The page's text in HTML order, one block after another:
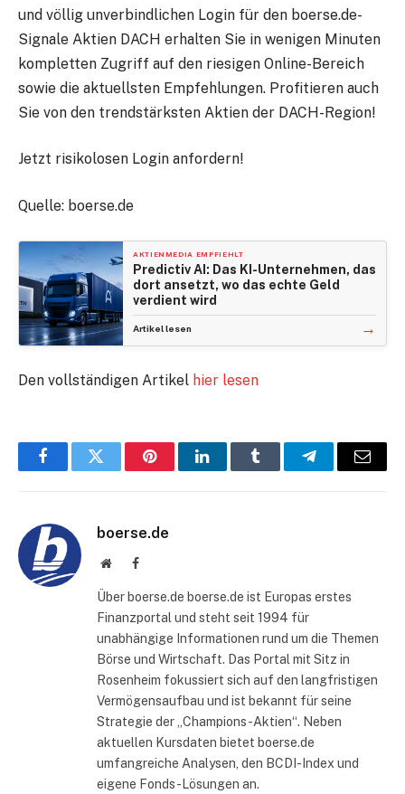
und völlig unverbindlichen Login für den boerse.de-
Signale Aktien DACH erhalten Sie in wenigen Minuten
kompletten Zugriff auf den riesigen Online-Bereich
sowie die aktuellsten Empfehlungen. Profitieren auch
Sie von den trendstärksten Aktien der DACH-Region!
Jetzt risikolosen Login anfordern!
Quelle: boerse.de
AKTIENMEDIA EMPFIEHLT
Predictiv AI: Das KI-Unternehmen, das
dort ansetzt, wo das echte Geld
verdient wird
Artikel lesen →
Den vollständigen Artikel hier lesen
FacebookTwitter PinterestLinkedInTumblr TelegramE-
boerse.de
WebsiteFacebook
Über boerse.de boerse.de ist Europas erstes
Finanzportal und steht seit 1994 für
unabhängige Informationen rund um die Themen
Börse und Wirtschaft. Das Portal mit Sitz in
Rosenheim fokussiert sich auf den langfristigen
Vermögensaufbau und ist bekannt für seine
Strategie der „Champions-Aktien“. Neben
aktuellen Kursdaten bietet boerse.de
umfangreiche Analysen, den BCDI-Index und
eigene Fonds-Lösungen an.